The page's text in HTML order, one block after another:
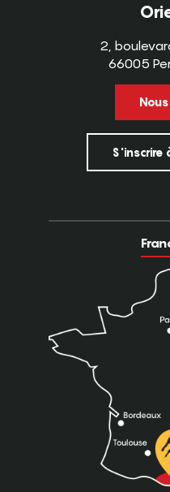
2,
66005
Nous
S'inscrire